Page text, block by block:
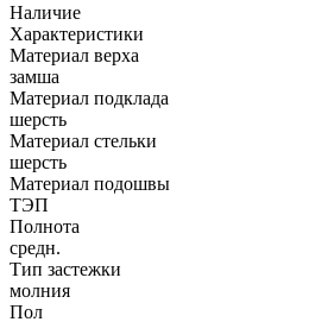
Наличие
Характеристики
Материал верха
замша
Материал подклада
шерсть
Материал стельки
шерсть
Материал подошвы
ТЭП
Полнота
средн.
Тип застежки
молния
Пол